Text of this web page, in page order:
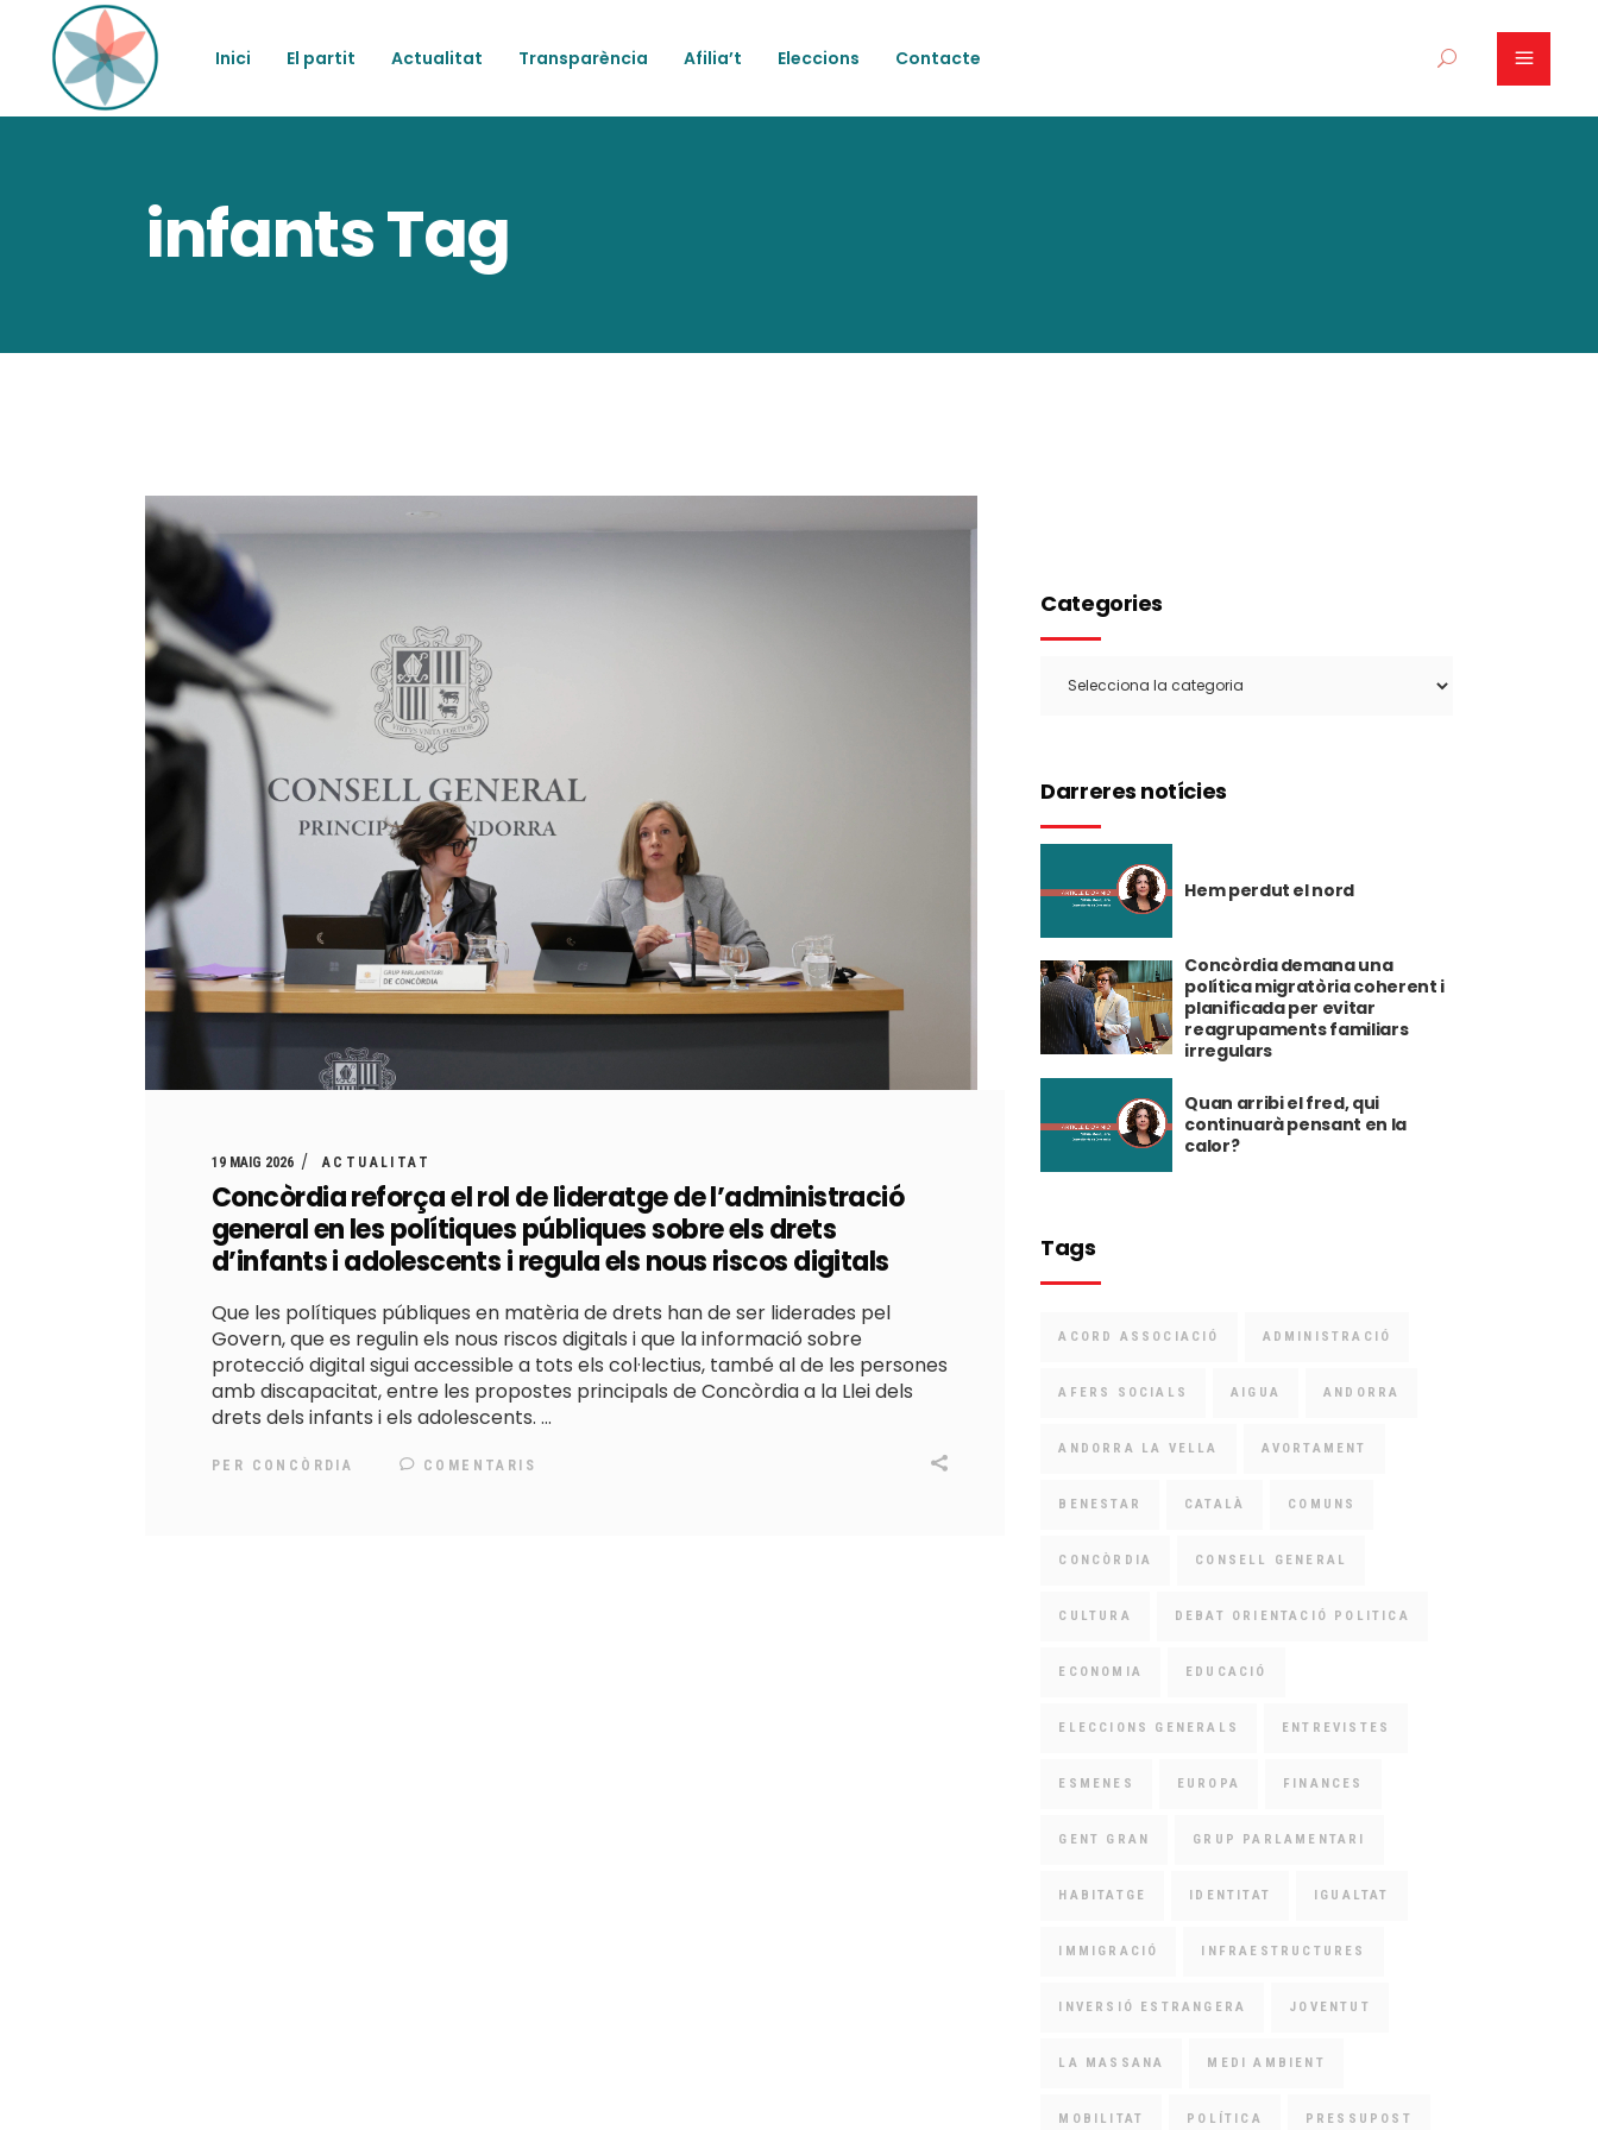
Inici El partit Actualitat Transparència Afilia’t Eleccions Contacte
infants Tag
19 MAIG 2026 ACTUALITAT
Concòrdia reforça el rol de lideratge de l’administració
general en les polítiques públiques sobre els drets
d’infants i adolescents i regula els nous riscos digitals
Que les polítiques públiques en matèria de drets han de ser liderades pel
Govern, que es regulin els nous riscos digitals i que la informació sobre
protecció digital sigui accessible a tots els col·lectius, també al de les persones
amb discapacitat, entre les propostes principals de Concòrdia a la Llei dels
drets dels infants i els adolescents.
PER CONCÒRDIA COMENTARIS
Categories
Darreres notícies
Hem perdut el nord
Concòrdia demana una
política migratòria coherent i
planificada per evitar
reagrupaments familiars
irregulars
Quan arribi el fred, qui
continuarà pensant en la
calor?
Tags
ACORD ASSOCIACIÓ ADMINISTRACIÓ
AFERS SOCIALS AIGUA ANDORRA
ANDORRA LA VELLA AVORTAMENT
BENESTAR CATALÀ COMUNS
CONCÒRDIA CONSELL GENERAL
CULTURA DEBAT ORIENTACIÓ POLITICA
ECONOMIA EDUCACIÓ
ELECCIONS GENERALS ENTREVISTES
ESMENES EUROPA FINANCES
GENT GRAN GRUP PARLAMENTARI
HABITATGE IDENTITAT IGUALTAT
IMMIGRACIÓ INFRAESTRUCTURES
INVERSIÓ ESTRANGERA JOVENTUT
LA MASSANA MEDI AMBIENT
MOBILITAT POLÍTICA PRESSUPOST